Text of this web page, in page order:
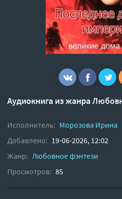
Аудиокнига из жанра
Исполнитель: Морозова Ирина
Добавлено: 19-06-2026, 12:02
Жанр: Любовное фэнтези
Просмотров: 85